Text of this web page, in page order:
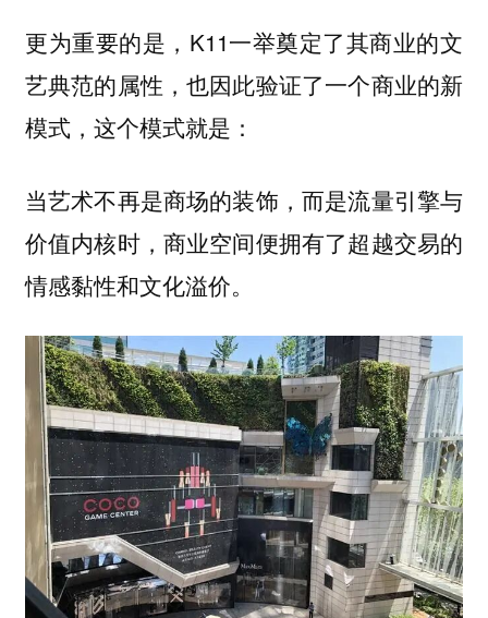
更为重要的是，K11一举奠定了其商业的文
艺典范的属性，也因此验证了一个商业的新
模式，这个模式就是：
当艺术不再是商场的装饰，而是流量引擎与
价值内核时，商业空间便拥有了超越交易的
情感黏性和文化溢价。